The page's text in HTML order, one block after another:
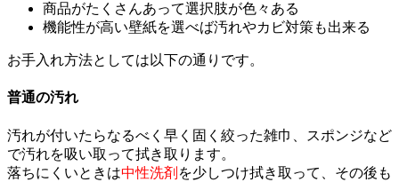
商品がたくさんあって選択肢が色々ある
機能性が高い壁紙を選べば汚れやカビ対策も出来る
お手入れ方法としては以下の通りです。
普通の汚れ
汚れが付いたらなるべく早く固く絞った雑巾、スポンジなど
で汚れを吸い取って拭き取ります。
落ちにくいときは中性洗剤 を少しつけ拭き取って、その後も